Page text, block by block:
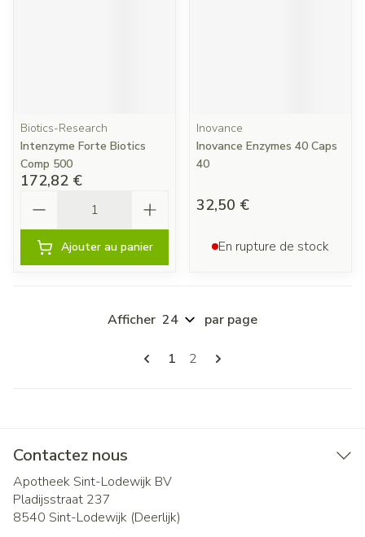
Biotics-Research
Intenzyme Forte Biotics
Comp 500
172,82 €
Ajouter au panier
Inovance
Inovance Enzymes 40 Caps
40
32,50 €
En rupture de stock
Pages
Vous lisez actuellement la page
1 Page
2
Afficher par page
Contactez nous
Apotheek Sint-Lodewijk BV
Pladijsstraat 237
8540 Sint-Lodewijk (Deerlijk)